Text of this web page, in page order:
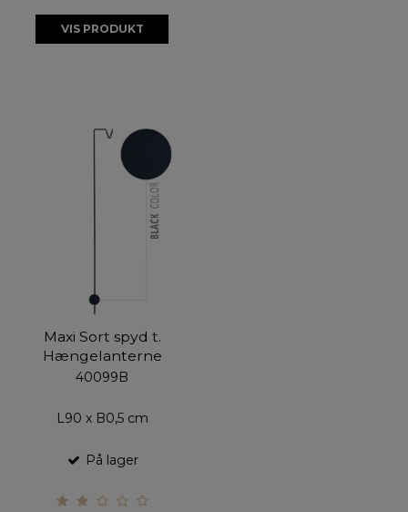
VIS PRODUKT
Maxi Sort spyd t.
Hængelanterne
40099B
L90 x B0,5 cm
På lager